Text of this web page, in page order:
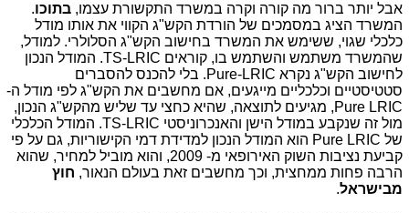
אבל יותר ברור מה קורה וקרה במשרד התקשורת עצמו, בתוכו.
המשרד הציג במסמכים של הורדת הקש"ג הקווי את אותו מודל
כלכלי שגוי, ששימש את המשרד בחישוב הקש"ג הסלולרי. למודל,
שהמשרד משתמש והשתמש בו, קוראים TS-LRIC. המודל הנכון
לחישוב הקש"ג נקרא Pure-LRIC. בלי להכנס להסברים
סטטיסטיים וכלכליים מייגעים, אם מחשבים את הקש"ג לפי מודל ה-
Pure LRIC, מגיעים לתוצאה, שהיא כחצי עד שליש מהקש"ג הנכון,
מול זה שנקבע במודל הישן והאנכרוניסטי TS-LRIC. המודל הכלכלי
של Pure LRIC הוא המודל הנכון למדידת דמי הקישוריות, גם על פי
קביעת נציבות השוק האירופאי מ- 2009, והוא מוביל למחיר, שהוא
הרבה פחות ממחצית, וכך מחשבים זאת בעולם הנאור, חוץ
מבישראל.